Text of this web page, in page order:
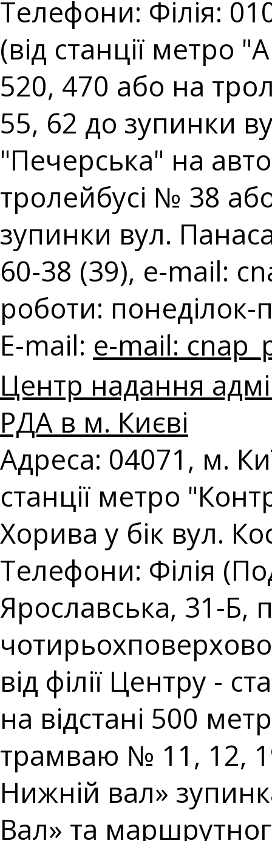
Телефони: Філія:
(від станції
520, 470 або на
55, 62 до зупинки
"Печерська" на
тролейбусі № 38
зупинки вул.
60-38 (39), e-mail:
роботи:
E-mail: e-mail:
Центр надання
РДА в м. Києві
Адреса: 04071, м.
станції метро
Хорива у бік вул.
Телефони: Філія
Ярославська, 31-Б,
від філії Центру -
на відстані 500
трамваю № 11, 12,
Нижній вал»
Вал» та